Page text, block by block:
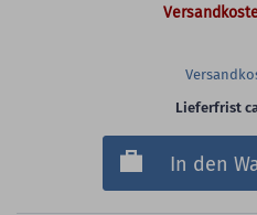
Lieferfrist
In den